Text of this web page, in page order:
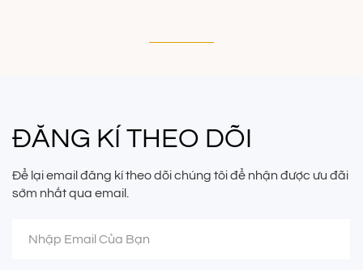
ĐĂNG KÍ THEO DÕI
Để lại email đăng kí theo dõi chúng tôi để nhận được ưu đãi
sớm nhất qua email.